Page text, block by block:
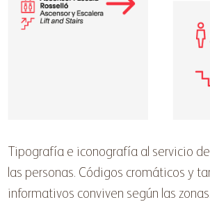
Tipografía e iconografía al servicio
las personas. Códigos cromáticos y
informativos conviven según las zonas.